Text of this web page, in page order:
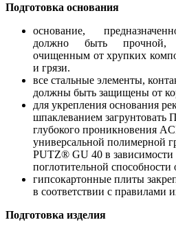
Подготовка основания
основание,
должно быть прочной,
очищенным от хрупких
и грязи.
все стальные элементы,
должны быть защищены от
для укрепления основания
шпаклеванием загрунтовать
глубокого проникновения
универсальной полимерной
PUTZ® GU 40 в зависимости
поглотительной способности
гипсокартонные плиты
в соответствии с правилами
Подготовка изделия